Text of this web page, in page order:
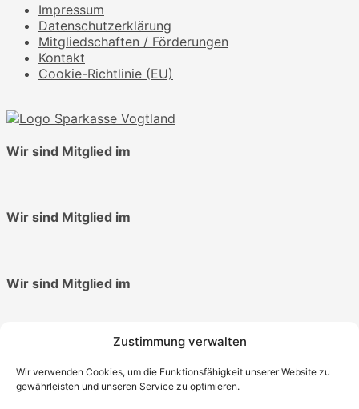
Zustimmung verwalten
Wir verwenden Cookies, um die Funktionsfähigkeit unserer Website zu
gewährleisten und unseren Service zu optimieren.
Impressum
Datenschutzerklärung
Mitgliedschaften / Förderungen
Kontakt
Cookie-Richtlinie (EU)
Wir sind Mitglied im
Wir sind Mitglied im
Wir sind Mitglied im
Impressum